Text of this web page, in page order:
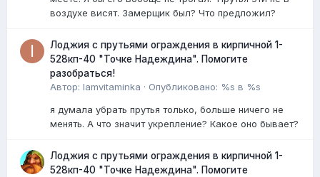
воздухе висят. Замерщик был? Что предложил?
Лоджия с прутьями ограждения в кирпичной 1-
528кп-40 "Точке Надеждина". Помогите
разобраться!
Автор: Iamvitaminka · Опубликовано: %s в %s
я думала убрать прутья только, больше ничего не
менять. А что значит укрепление? Какое оно бывает?
Лоджия с прутьями ограждения в кирпичной 1-
528кп-40 "Точке Надеждина". Помогите